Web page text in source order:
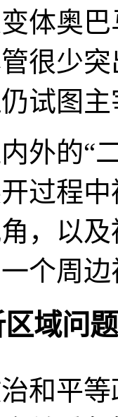
体奥
很少
试图
外的“
过程
，以
个周
域问题
和平